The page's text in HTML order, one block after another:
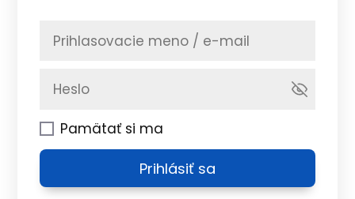
Pamätať si ma
Prihlásiť sa